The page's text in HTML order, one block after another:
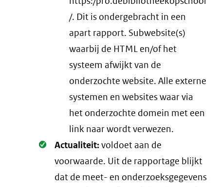
/. Dit is ondergebracht in een
apart rapport. Subwebsite(s)
waarbij de HTML en/of het
systeem afwijkt van de
onderzochte website. Alle externe
systemen en websites waar via
het onderzochte domein met een
link naar wordt verwezen.
Oké.
Actualiteit:voldoet aan de
voorwaarde. Uit de rapportage blijkt
dat de meet- en onderzoeksgegevens